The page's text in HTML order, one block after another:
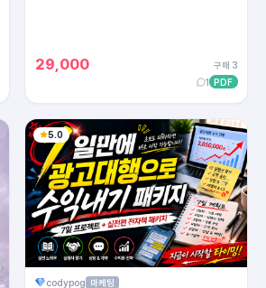
29,000
구매 3
1 PDF
5.0
codypog 마케팅